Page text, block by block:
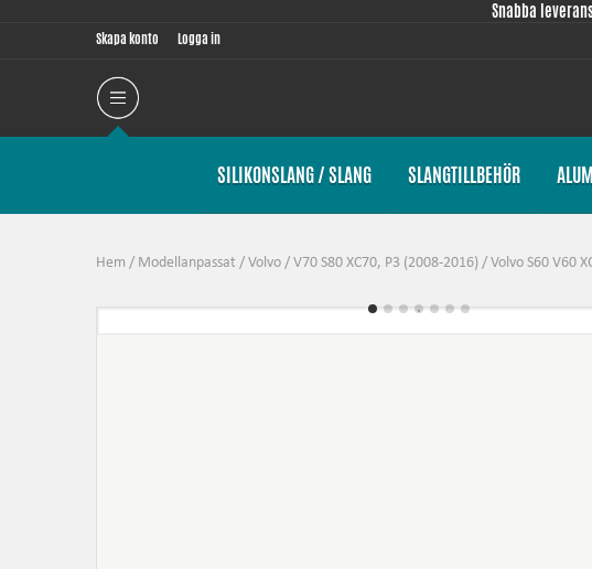
Snabba
Skapa konto Logga in
SILIKONSLANG / SLANG SLANGTILLBEHÖR
Hem / Modellanpassat / Volvo / V70 S80 XC70, P3 (2008-2016) / Volvo S60 V60